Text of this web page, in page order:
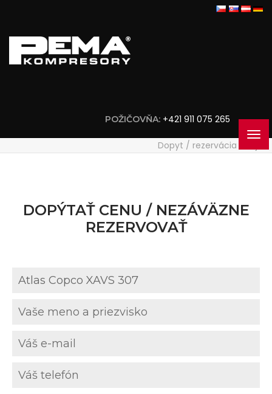
POŽIČOVŇA: +421 911 075 265
Dopyt / rezervácia stroja
DOPÝTAŤ CENU / NEZÁVÄZNE
REZERVOVAŤ